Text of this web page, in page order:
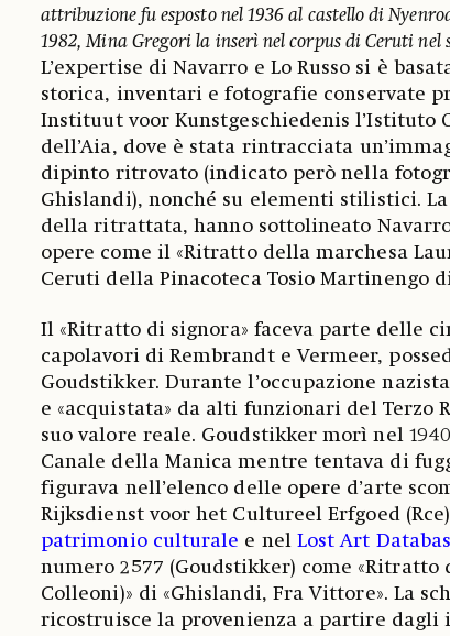
attribuzione fu esposto nel 1936 al castello di
1982, Mina Gregori la inserì nel corpus di Ceruti nel
L’expertise di Navarro e Lo Russo si è
storica, inventari e fotografie conservate
Instituut voor Kunstgeschiedenis l’Istituto
dell’Aia, dove è stata rintracciata
dipinto ritrovato (indicato però nella
Ghislandi), nonché su elementi stilistici.
della ritrattata, hanno sottolineato Navarro
opere come il «Ritratto della marchesa
Ceruti della Pinacoteca Tosio Martinengo
Il «Ritratto di signora» faceva parte delle
capolavori di Rembrandt e Vermeer,
Goudstikker. Durante l’occupazione
e «acquistata» da alti funzionari del Terzo
suo valore reale. Goudstikker morì nel
Canale della Manica mentre tentava di
figurava nell’elenco delle opere d’arte
Rijksdienst voor het Cultureel Erfgoed
patrimonio culturale e nel Lost Art
numero 2577 (Goudstikker) come «Ritratto
Colleoni)» di «Ghislandi, Fra Vittore». La
ricostruisce la provenienza a partire dagli